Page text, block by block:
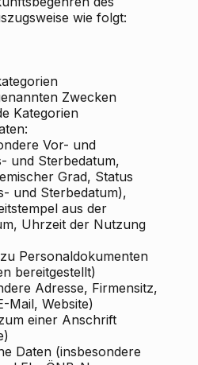
wie folgt:
Zwecken
Kategorien
Vor- und
und Sterbedatum,
Grad, Status
und Sterbedatum),
aus der
Uhrzeit der Nutzung
Personaldokumenten
bereitgestellt)
Adresse, Firmensitz,
Mail, Website)
einer Anschrift
Daten (insbesondere